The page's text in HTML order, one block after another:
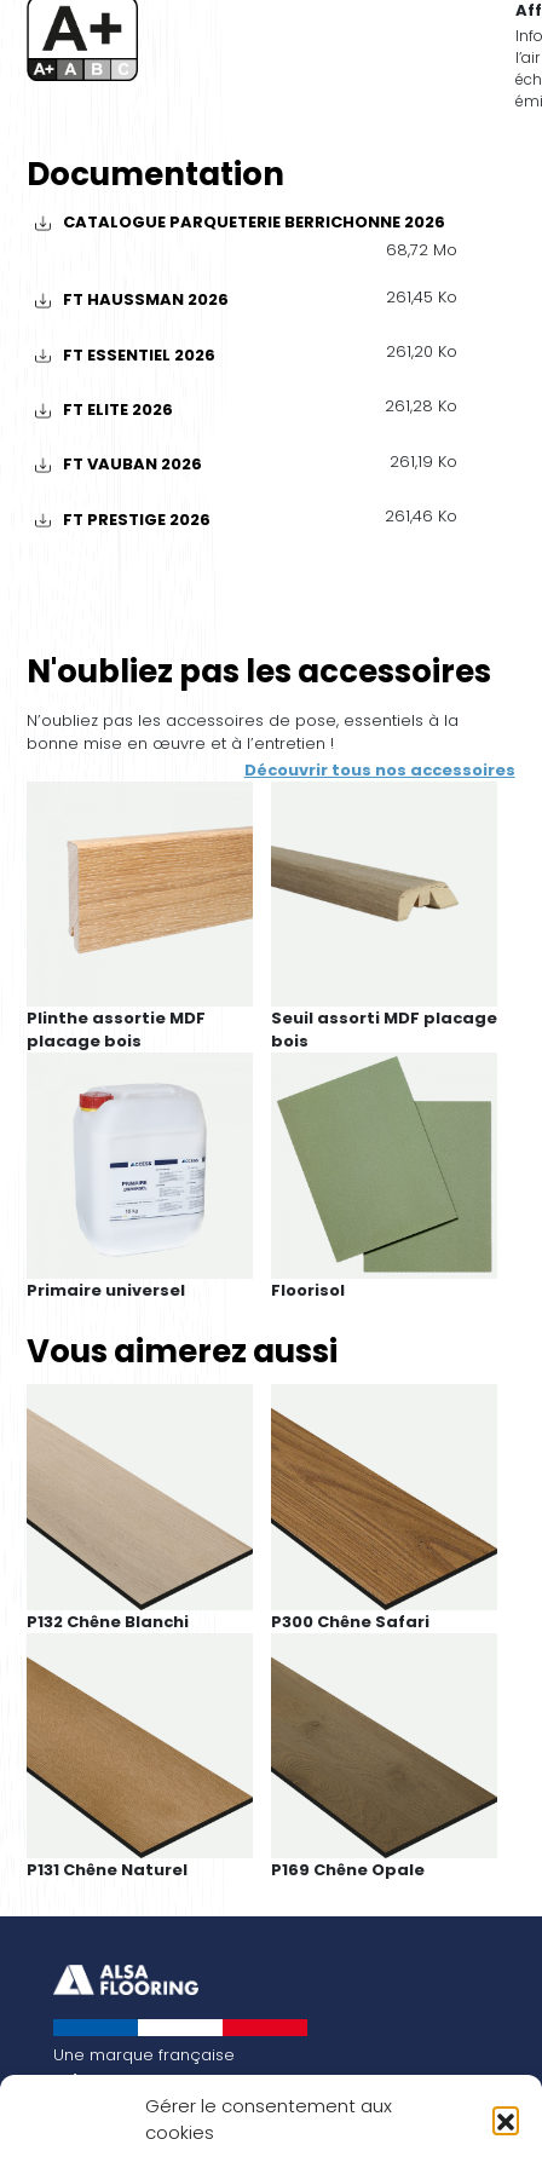
Gérer le consentement aux
cookies
Documentation
CATALOGUE PARQUETERIE BERRICHONNE 2026
68,72 Mo
FT HAUSSMAN 2026 261,45 Ko
FT ESSENTIEL 2026 261,20 Ko
FT ELITE 2026 261,28 Ko
FT VAUBAN 2026 261,19 Ko
FT PRESTIGE 2026 261,46 Ko
N'oubliez pas les accessoires
N’oubliez pas les accessoires de pose, essentiels à la
bonne mise en œuvre et à l’entretien !
Découvrir tous nos accessoires
Plinthe assortie MDF
placage bois
Seuil assorti MDF placage
bois
Primaire universel Floorisol
Vous aimerez aussi
P132 Chêne Blanchi P300 Chêne Safari
P131 Chêne Naturel P169 Chêne Opale
Une marque française
Qui sommes-nous
Notre histoire
Les chiffres clés